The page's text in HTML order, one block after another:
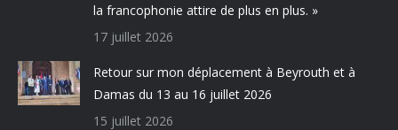
la francophonie attire de plus en plus. »
17 juillet 2026
Retour sur mon déplacement à Beyrouth et à
Damas du 13 au 16 juillet 2026
15 juillet 2026